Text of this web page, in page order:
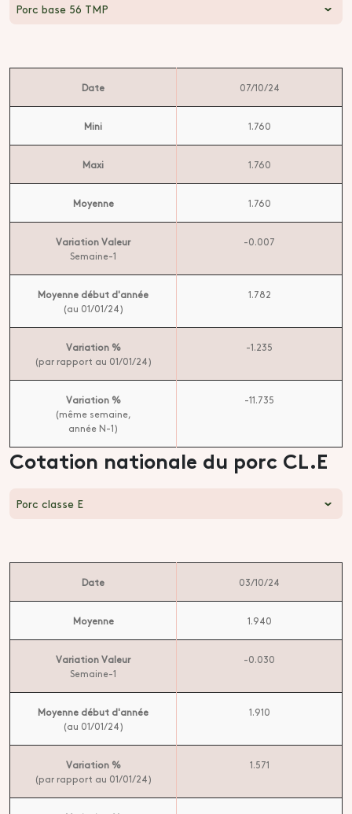
Porc base 56 TMP
Date 07/10/24
Mini 1.760
Maxi 1.760
Moyenne 1.760
Variation Valeur
Semaine-1
-0.007
Moyenne début d'année
(au 01/01/24)
1.782
Variation %
(par rapport au 01/01/24)
-1.235
Variation %
(même semaine,
année N-1)
-11.735
Cotation nationale du porc CL.E
Porc classe E
Date 03/10/24
Moyenne 1.940
Variation Valeur
Semaine-1
-0.030
Moyenne début d'année
(au 01/01/24)
1.910
Variation %
(par rapport au 01/01/24)
1.571